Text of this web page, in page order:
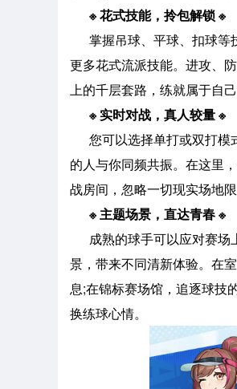
※ 花式技能，拎包解锁 ※
掌握吊球、平球、扣球等
更多花式流派技能。进攻、
上的千层套路，练就属于自己
※ 实时对战，真人较量 ※
您可以选择单打或双打模
的人与你同频共振。在这里
战房间，忽略一切现实场地
※ 主题场景，直达青春 ※
成熟的球手可以应对赛场
景，带来不同清新体验。在
息;在锦标赛场馆，追逐球技
换练球心情。